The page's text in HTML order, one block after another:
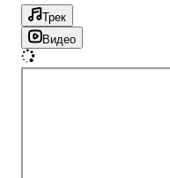
Трек
Видео